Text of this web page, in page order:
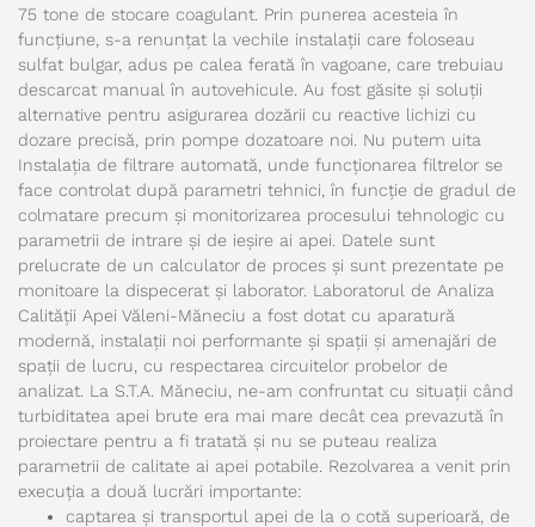
75 tone de stocare coagulant. Prin punerea acesteia în
funcțiune, s-a renunțat la vechile instalații care foloseau
sulfat bulgar, adus pe calea ferată în vagoane, care trebuiau
descarcat manual în autovehicule. Au fost găsite și soluții
alternative pentru asigurarea dozării cu reactive lichizi cu
dozare precisă, prin pompe dozatoare noi. Nu putem uita
Instalația de filtrare automată, unde funcționarea filtrelor se
face controlat după parametri tehnici, în funcție de gradul de
colmatare precum și monitorizarea procesului tehnologic cu
parametrii de intrare și de ieșire ai apei. Datele sunt
prelucrate de un calculator de proces și sunt prezentate pe
monitoare la dispecerat și laborator. Laboratorul de Analiza
Calității Apei Văleni-Măneciu a fost dotat cu aparatură
modernă, instalații noi performante și spații și amenajări de
spații de lucru, cu respectarea circuitelor probelor de
analizat. La S.T.A. Măneciu, ne-am confruntat cu situații când
turbiditatea apei brute era mai mare decât cea prevazută în
proiectare pentru a fi tratată și nu se puteau realiza
parametrii de calitate ai apei potabile. Rezolvarea a venit prin
execuția a două lucrări importante:
captarea și transportul apei de la o cotă superioară, de